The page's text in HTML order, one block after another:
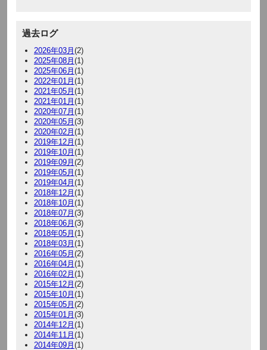
過去ログ
2026年03月(2)
2025年08月(1)
2025年06月(1)
2022年01月(1)
2021年05月(1)
2021年01月(1)
2020年07月(1)
2020年05月(3)
2020年02月(1)
2019年12月(1)
2019年10月(1)
2019年09月(2)
2019年05月(1)
2019年04月(1)
2018年12月(1)
2018年10月(1)
2018年07月(3)
2018年06月(3)
2018年05月(1)
2018年03月(1)
2016年05月(2)
2016年04月(1)
2016年02月(1)
2015年12月(2)
2015年10月(1)
2015年05月(2)
2015年01月(3)
2014年12月(1)
2014年11月(1)
2014年09月(1)